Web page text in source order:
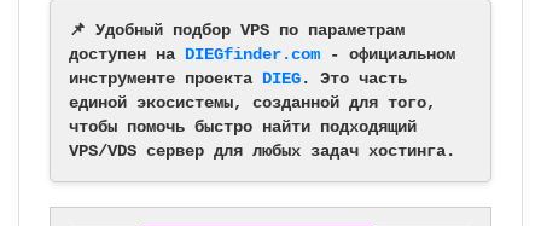
📌 Удобный подбор VPS по параметрам
доступен на DIEGfinder.com - официальном
инструменте проекта DIEG. Это часть
единой экосистемы, созданной для того,
чтобы помочь быстро найти подходящий
VPS/VDS сервер для любых задач хостинга.